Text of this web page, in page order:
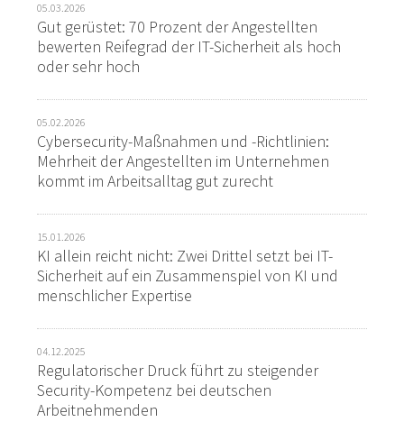
05.03.2026
Gut gerüstet: 70 Prozent der Angestellten
bewerten Reifegrad der IT-Sicherheit als hoch
oder sehr hoch
05.02.2026
Cybersecurity-Maßnahmen und -Richtlinien:
Mehrheit der Angestellten im Unternehmen
kommt im Arbeitsalltag gut zurecht
15.01.2026
KI allein reicht nicht: Zwei Drittel setzt bei IT-
Sicherheit auf ein Zusammenspiel von KI und
menschlicher Expertise
04.12.2025
Regulatorischer Druck führt zu steigender
Security-Kompetenz bei deutschen
Arbeitnehmenden